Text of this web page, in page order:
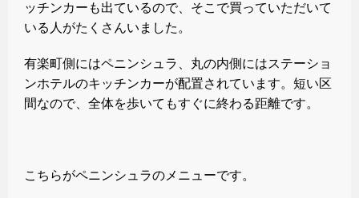
ッチンカーも出ているので、そこで買っていただいて
いる人がたくさんいました。
有楽町側にはペニンシュラ、丸の内側にはステーショ
ンホテルのキッチンカーが配置されています。短い区
間なので、全体を歩いてもすぐに終わる距離です。
こちらがペニンシュラのメニューです。